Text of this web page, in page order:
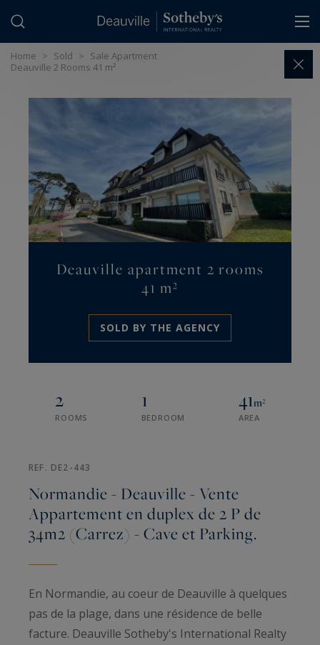
Home > Sold > Sale Apartment
Deauville 2 Rooms 41 m²
Deauville apartment 2 rooms
41 m²
SOLD BY THE AGENCY
2
ROOMS
1
BEDROOM
41m²
AREA
REF. DE2-443
Normandie - Deauville - Vente
Appartement en duplex de 2 P de
34m2 (Carrez) - Cave et Parking.
En Normandie, au coeur de Deauville à quelques
pas de la plage, dans une résidence de belle
facture. Deauville Sotheby's International Realty